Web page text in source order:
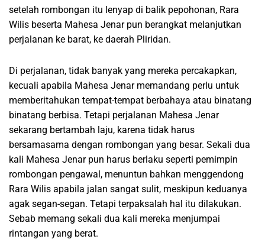
setelah rombongan itu lenyap di balik pepohonan, Rara
Wilis beserta Mahesa Jenar pun berangkat melanjutkan
perjalanan ke barat, ke daerah Pliridan.
Di perjalanan, tidak banyak yang mereka percakapkan,
kecuali apabila Mahesa Jenar memandang perlu untuk
memberitahukan tempat-tempat berbahaya atau binatang
binatang berbisa. Tetapi perjalanan Mahesa Jenar
sekarang bertambah laju, karena tidak harus
bersamasama dengan rombongan yang besar. Sekali dua
kali Mahesa Jenar pun harus berlaku seperti pemimpin
rombongan pengawal, menuntun bahkan menggendong
Rara Wilis apabila jalan sangat sulit, meskipun keduanya
agak segan-segan. Tetapi terpaksalah hal itu dilakukan.
Sebab memang sekali dua kali mereka menjumpai
rintangan yang berat.